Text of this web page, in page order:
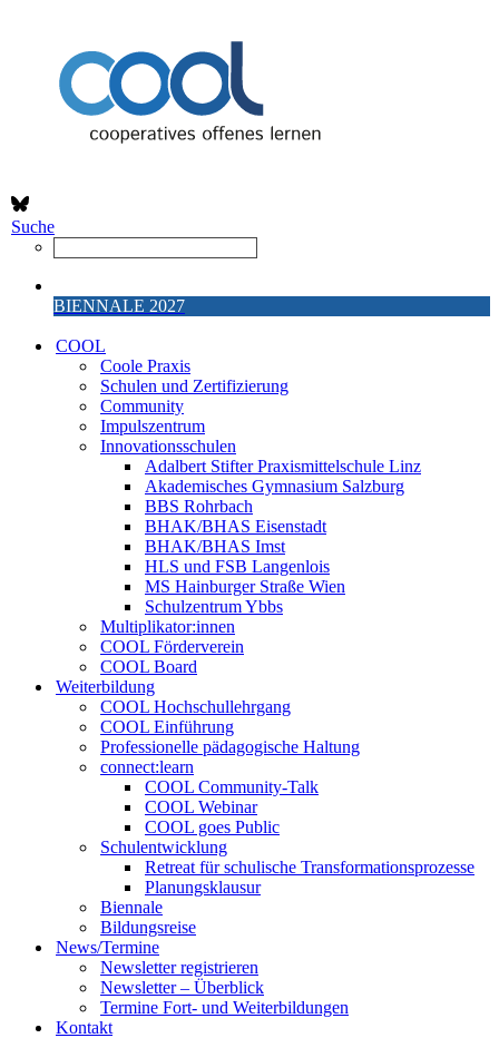
Suche
BIENNALE 2027
COOL
Coole Praxis
Schulen und Zertifizierung
Community
Impulszentrum
Innovationsschulen
Adalbert Stifter Praxismittelschule Linz
Akademisches Gymnasium Salzburg
BBS Rohrbach
BHAK/BHAS Eisenstadt
BHAK/BHAS Imst
HLS und FSB Langenlois
MS Hainburger Straße Wien
Schulzentrum Ybbs
Multiplikator:innen
COOL Förderverein
COOL Board
Weiterbildung
COOL Hochschullehrgang
COOL Einführung
Professionelle pädagogische Haltung
connect:learn
COOL Community-Talk
COOL Webinar
COOL goes Public
Schulentwicklung
Retreat für schulische Transformationsprozesse
Planungsklausur
Biennale
Bildungsreise
News/Termine
Newsletter registrieren
Newsletter – Überblick
Termine Fort- und Weiterbildungen
Kontakt